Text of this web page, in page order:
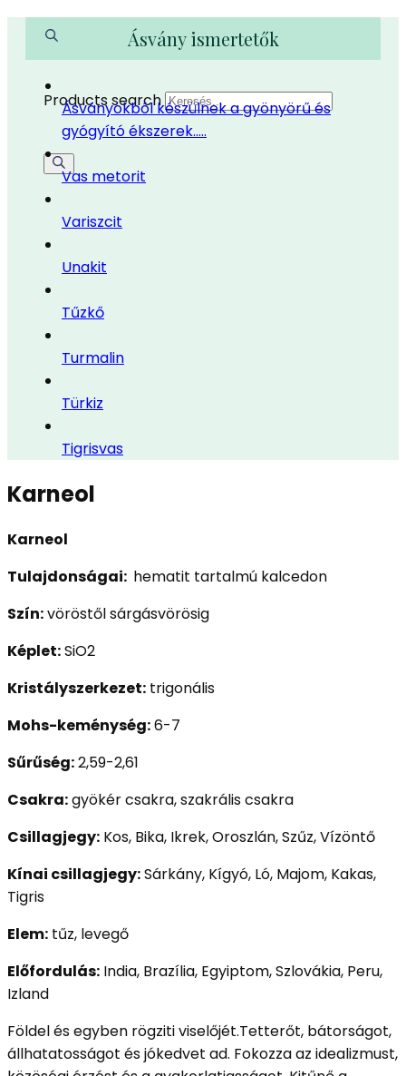
Products search
Ásvány ismertetők
Ásványokból készülnek a gyönyörű és
gyógyító ékszerek…..
Vas metorit
Variszcit
Unakit
Tűzkő
Turmalin
Türkiz
Tigrisvas
Karneol
Karneol
Tulajdonságai: hematit tartalmú kalcedon
Szín:vöröstől sárgásvörösig
Képlet:SiO2
Kristályszerkezet: trigonális
Mohs-keménység:6-7
Sűrűség:2,59-2,61
Csakra:gyökér csakra, szakrális csakra
Csillagjegy: Kos, Bika, Ikrek, Oroszlán, Szűz, Vízöntő
Kínai csillagjegy:Sárkány, Kígyó, Ló, Majom, Kakas,
Tigris
Elem: tűz, levegő
Előfordulás: India, Brazília, Egyiptom, Szlovákia, Peru,
Izland
Földel és egyben rögziti viselőjét.Tetterőt, bátorságot,
állhatatosságot és jókedvet ad. Fokozza az idealizmust,